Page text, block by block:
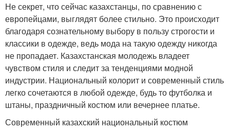
Не секрет, что сейчас казахстанцы, по сравнению с
европейцами, выглядят более стильно. Это происходит
благодаря сознательному выбору в пользу строгости и
классики в одежде, ведь мода на такую одежду никогда
не пропадает. Казахстанская молодежь владеет
чувством стиля и следит за тенденциями модной
индустрии. Национальный колорит и современный стиль
легко сочетаются в любой одежде, будь то футболка и
штаны, праздничный костюм или вечернее платье.
Современный казахский национальный костюм